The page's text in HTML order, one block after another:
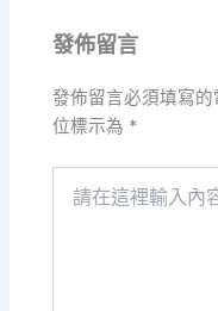
發佈留言
發佈留言必須填寫的
位標示為 *